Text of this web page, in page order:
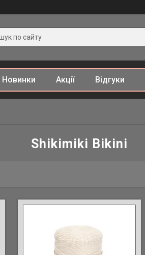
Новинки Акції Відгуки
Shikimiki Bikini